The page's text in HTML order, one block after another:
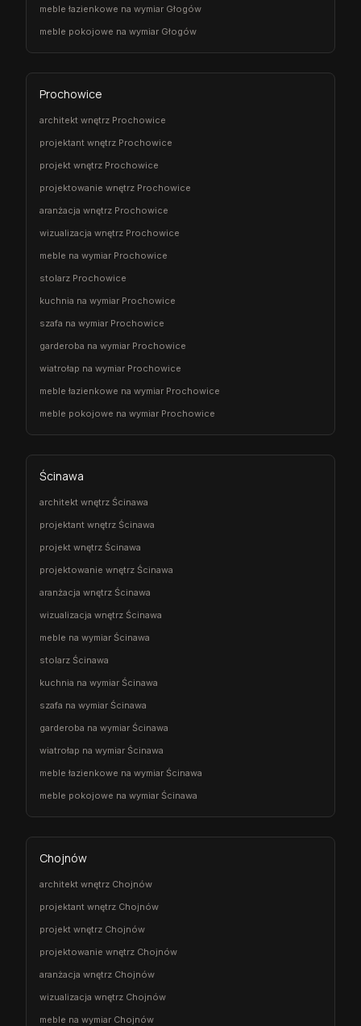
meble łazienkowe na wymiar Głogów
meble pokojowe na wymiar Głogów
Prochowice
architekt wnętrz Prochowice
projektant wnętrz Prochowice
projekt wnętrz Prochowice
projektowanie wnętrz Prochowice
aranżacja wnętrz Prochowice
wizualizacja wnętrz Prochowice
meble na wymiar Prochowice
stolarz Prochowice
kuchnia na wymiar Prochowice
szafa na wymiar Prochowice
garderoba na wymiar Prochowice
wiatrołap na wymiar Prochowice
meble łazienkowe na wymiar Prochowice
meble pokojowe na wymiar Prochowice
Ścinawa
architekt wnętrz Ścinawa
projektant wnętrz Ścinawa
projekt wnętrz Ścinawa
projektowanie wnętrz Ścinawa
aranżacja wnętrz Ścinawa
wizualizacja wnętrz Ścinawa
meble na wymiar Ścinawa
stolarz Ścinawa
kuchnia na wymiar Ścinawa
szafa na wymiar Ścinawa
garderoba na wymiar Ścinawa
wiatrołap na wymiar Ścinawa
meble łazienkowe na wymiar Ścinawa
meble pokojowe na wymiar Ścinawa
Chojnów
architekt wnętrz Chojnów
projektant wnętrz Chojnów
projekt wnętrz Chojnów
projektowanie wnętrz Chojnów
aranżacja wnętrz Chojnów
wizualizacja wnętrz Chojnów
meble na wymiar Chojnów